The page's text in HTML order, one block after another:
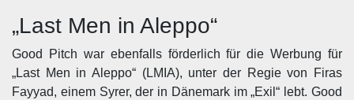
„Last Men in Aleppo“
Good Pitch war ebenfalls förderlich für die Werbung für
„Last Men in Aleppo“ (LMIA), unter der Regie von Firas
Fayyad, einem Syrer, der in Dänemark im „Exil“ lebt. Good